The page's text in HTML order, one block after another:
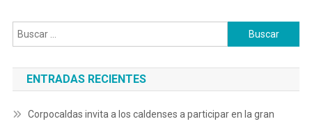
Buscar:
ENTRADAS RECIENTES
Corpocaldas invita a los caldenses a participar en la gran